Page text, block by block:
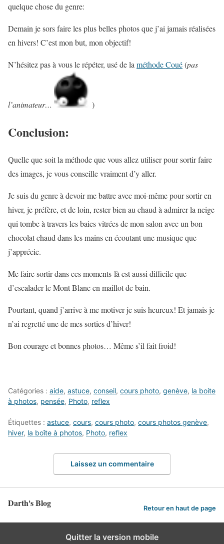
quelque chose du genre:
Demain je sors faire les plus belles photos que j’ai jamais réalisées
en hivers! C’est mon but, mon objectif!
N’hésitez pas à vous le répéter, usé de la méthode Coué(pas
l’animateur… )
Conclusion:
Quelle que soit la méthode que vous allez utiliser pour sortir faire
des images, je vous conseille vraiment d’y aller.
Je suis du genre à devoir me battre avec moi-même pour sortir en
hiver, je préfère, et de loin, rester bien au chaud à admirer la neige
qui tombe à travers les baies vitrées de mon salon avec un bon
chocolat chaud dans les mains en écoutant une musique que
j’apprécie.
Me faire sortir dans ces moments-là est aussi difficile que
d’escalader le Mont Blanc en maillot de bain.
Pourtant, quand j’arrive à me motiver je suis heureux! Et jamais je
n’ai regretté une de mes sorties d’hiver!
Bon courage et bonnes photos… Même s’il fait froid!
Catégories : aide, astuce, conseil, cours photo, genève, la boite
à photos, pensée, Photo, reflex
Étiquettes : astuce, cours, cours photo, cours photos genève,
hiver, la boîte à photos, Photo, reflex
Laissez un commentaire
Darth's Blog Retour en haut de page
Quitter la version mobile